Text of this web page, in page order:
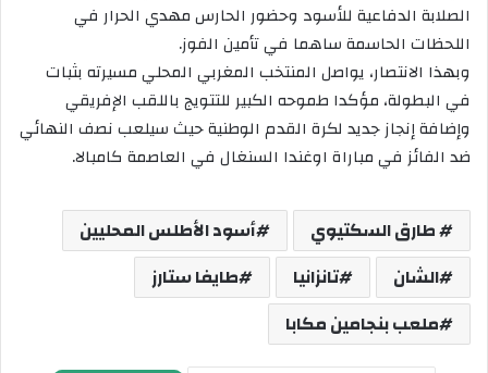
الصلابة الدفاعية للأسود وحضور الحارس مهدي الحرار في
اللحظات الحاسمة ساهما في تأمين الفوز.
وبهذا الانتصار، يواصل المنتخب المغربي المحلي مسيرته بثبات
في البطولة، مؤكدا طموحه الكبير للتتويج باللقب الإفريقي
وإضافة إنجاز جديد لكرة القدم الوطنية حيث سيلعب نصف النهائي
ضد الفائز في مباراة اوغندا السنغال في العاصمة كامبالا.
طارق السكتيوي
أسود الأطلس المحليين
الشان
تانزانيا
طايفا ستارز
ملعب بنجامين مكابا